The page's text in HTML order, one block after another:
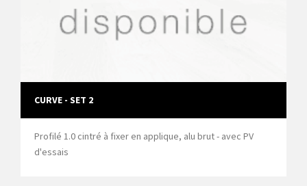
CURVE - SET 2
Profilé 1.0 cintré à fixer en applique, alu brut - avec PV
d'essais